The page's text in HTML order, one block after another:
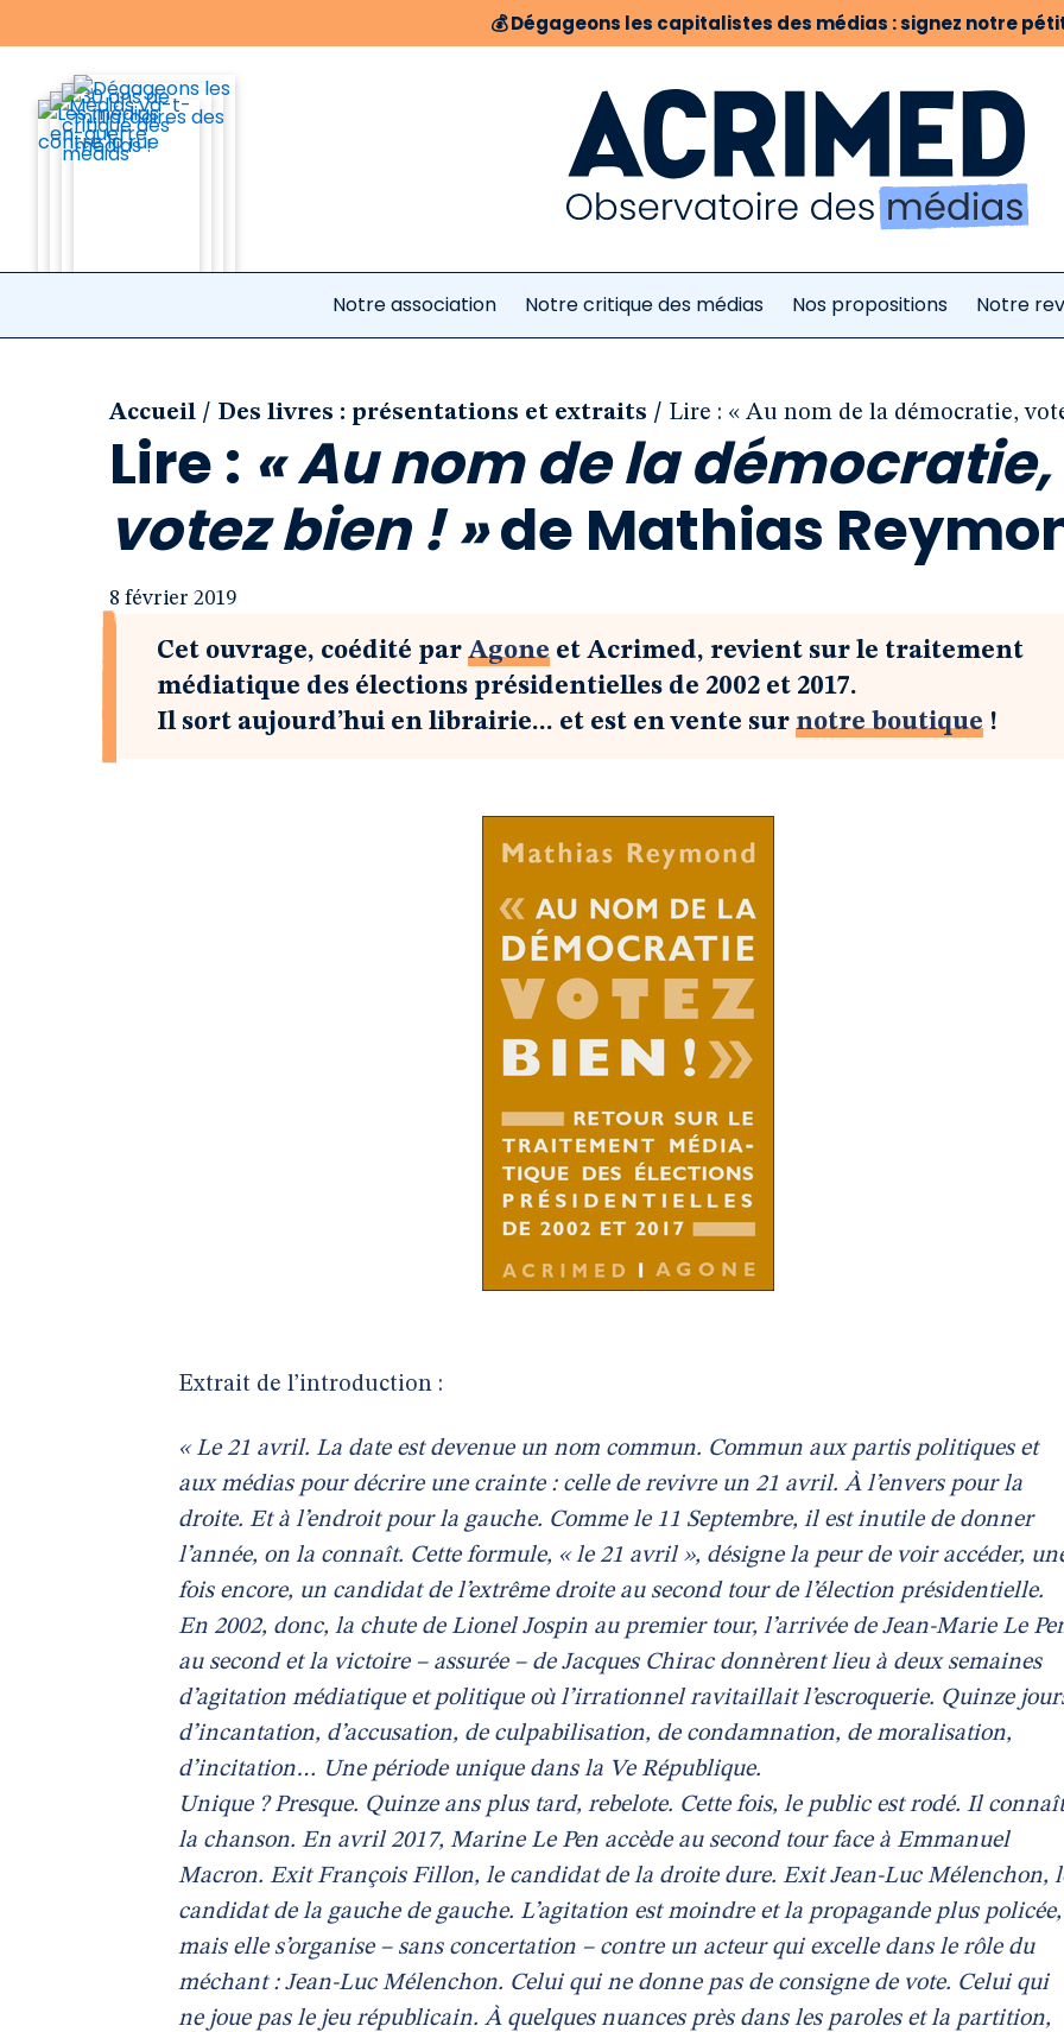
💰Dégageons les capitalistes des médias : signez notre
Notre association Notre critique des médias Nos propositions Notre
Accueil / Des livres : présentations et extraits / Lire : « Au nom de la démocratie,
Lire : « Au nom de la démocratie,
votez bien ! »de Mathias
8 février 2019
Cet ouvrage, coédité par Agone et Acrimed, revient sur le traitement
médiatique des élections présidentielles de 2002 et 2017.
Il sort aujourd’hui en librairie... et est en vente sur notre boutique !
Extrait de l’introduction :
« Le 21 avril. La date est devenue un nom commun. Commun aux partis politiques et
aux médias pour décrire une crainte : celle de revivre un 21 avril. À l’envers pour la
droite. Et à l’endroit pour la gauche. Comme le 11 Septembre, il est inutile de donner
l’année, on la connaît. Cette formule, « le 21 avril », désigne la peur de voir accéder,
fois encore, un candidat de l’extrême droite au second tour de l’élection présidentielle.
En 2002, donc, la chute de Lionel Jospin au premier tour, l’arrivée de Jean-Marie Le
au second et la victoire – assurée – de Jacques Chirac donnèrent lieu à deux semaines
d’agitation médiatique et politique où l’irrationnel ravitaillait l’escroquerie. Quinze
d’incantation, d’accusation, de culpabilisation, de condamnation, de moralisation,
d’incitation… Une période unique dans la Ve République.
Unique ? Presque. Quinze ans plus tard, rebelote. Cette fois, le public est rodé. Il connaît
la chanson. En avril 2017, Marine Le Pen accède au second tour face à Emmanuel
Macron. Exit François Fillon, le candidat de la droite dure. Exit Jean-Luc Mélenchon,
candidat de la gauche de gauche. L’agitation est moindre et la propagande plus policée,
mais elle s’organise – sans concertation – contre un acteur qui excelle dans le rôle du
méchant : Jean-Luc Mélenchon. Celui qui ne donne pas de consigne de vote. Celui qui
ne joue pas le jeu républicain. À quelques nuances près dans les paroles et la partition,